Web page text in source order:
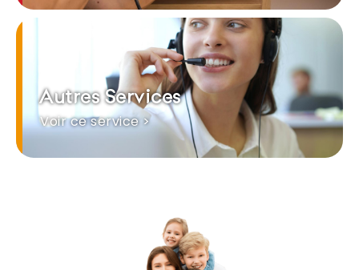
Autres Services
Voir ce service >